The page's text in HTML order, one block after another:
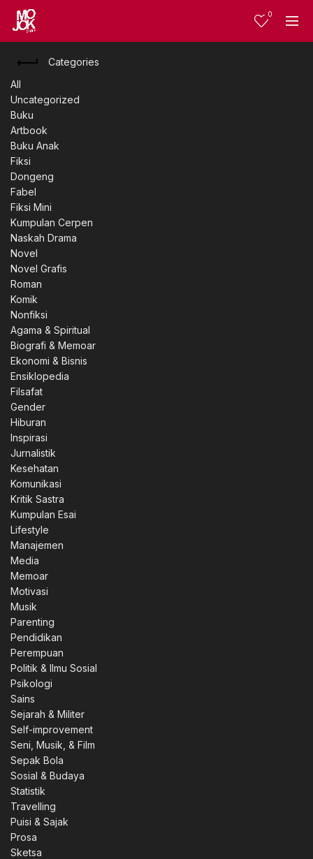
0
Categories
All
Uncategorized
Buku
Artbook
Buku Anak
Fiksi
Dongeng
Fabel
Fiksi Mini
Kumpulan Cerpen
Naskah Drama
Novel
Novel Grafis
Roman
Komik
Nonfiksi
Agama & Spiritual
Biografi & Memoar
Ekonomi & Bisnis
Ensiklopedia
Filsafat
Gender
Hiburan
Inspirasi
Jurnalistik
Kesehatan
Komunikasi
Kritik Sastra
Kumpulan Esai
Lifestyle
Manajemen
Media
Memoar
Motivasi
Musik
Parenting
Pendidikan
Perempuan
Politik & Ilmu Sosial
Psikologi
Sains
Sejarah & Militer
Self-improvement
Seni, Musik, & Film
Sepak Bola
Sosial & Budaya
Statistik
Travelling
Puisi & Sajak
Prosa
Sketsa